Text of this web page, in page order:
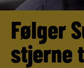
Følger
stjerne